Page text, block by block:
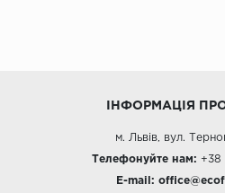
ІНФОРМАЦІЯ
м. Львів, вул.
Телефонуйте нам: +38
E-mail: office@e